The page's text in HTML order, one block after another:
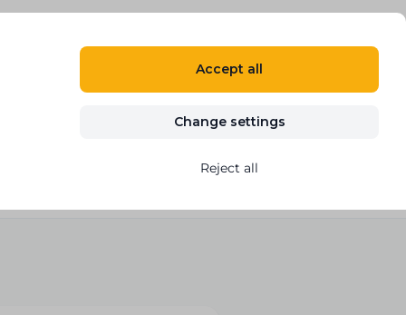
START FREE TRIAL
Accept all
Change settings
Reject all